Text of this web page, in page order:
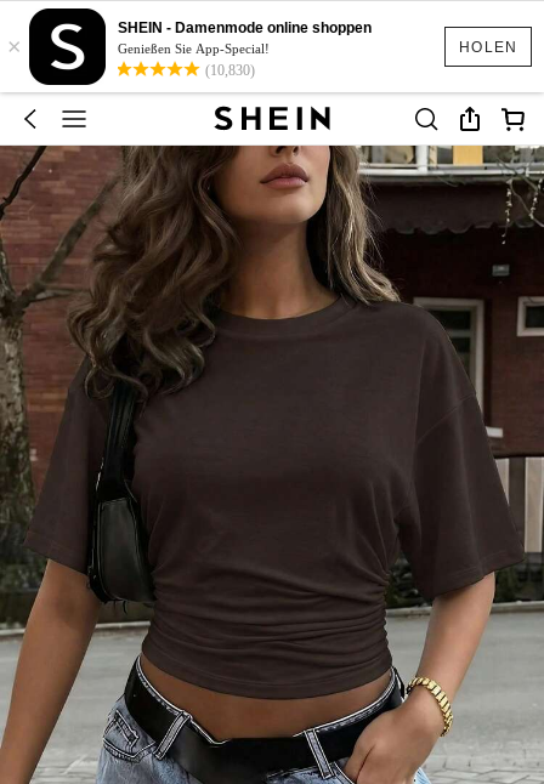
HOLEN
×
SHEIN - Damenmode online shoppen
Genießen Sie App-Special!
(10,830)